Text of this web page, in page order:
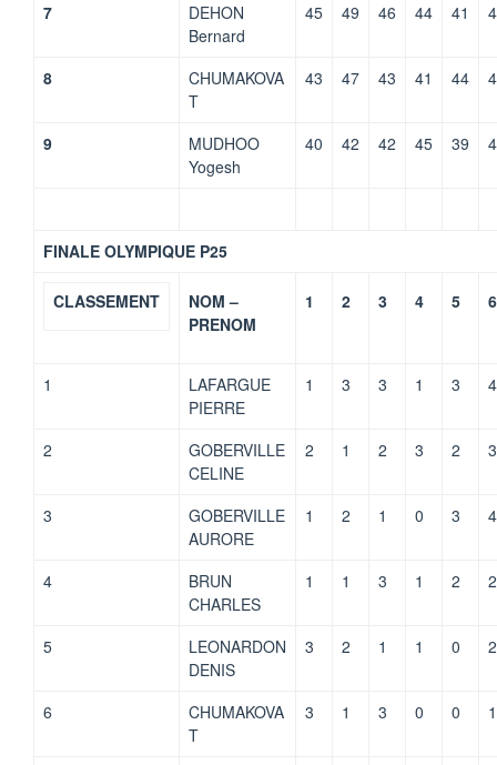
7
DEHON
Bernard
45 49 46 44 41
8
CHUMAKOVA
T
43 47 43 41 44
9
MUDHOO
Yogesh
40 42 42 45 39
FINALE OLYMPIQUE P25
CLASSEMENT
NOM –
PRENOM
1 2 3 4 5 6
1
LAFARGUE
PIERRE
1 3 3 1 3 4
2
GOBERVILLE
CELINE
2 1 2 3 2 3
3
GOBERVILLE
AURORE
1 2 1 0 3 4
4
BRUN
CHARLES
1 1 3 1 2 2
5
LEONARDON
DENIS
3 2 1 1 0 2
6
CHUMAKOVA
T
3 1 3 0 0 1